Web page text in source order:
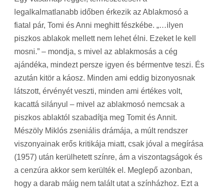
legalkalmatlanabb időben érkezik az Ablakmosó a
fiatal pár, Tomi és Anni meghitt fészkébe. „…ilyen
piszkos ablakok mellett nem lehet élni. Ezeket le kell
mosni.” – mondja, s mivel az ablakmosás a cég
ajándéka, mindezt persze igyen és bérmentve teszi. És
azután kitör a káosz. Minden ami eddig bizonyosnak
látszott, érvényét veszti, minden ami értékes volt,
kacattá silányul – mivel az ablakmosó nemcsak a
piszkos ablaktól szabadítja meg Tomit és Annit.
Mészöly Miklós zseniális drámája, a múlt rendszer
viszonyainak erős kritikája miatt, csak jóval a megírása
(1957) után kerülhetett színre, ám a viszontagságok és
a cenzúra akkor sem kerülték el. Meglepő azonban,
hogy a darab máig nem talált utat a színházhoz. Ezt a